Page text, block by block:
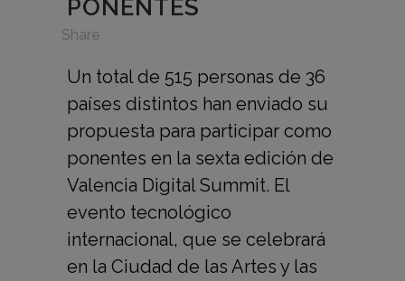
PONENTES
Share
Un total de 515 personas de 36
países distintos han enviado su
propuesta para participar como
ponentes en la sexta edición de
Valencia Digital Summit. El
evento tecnológico
internacional, que se celebrará
en la Ciudad de las Artes y las